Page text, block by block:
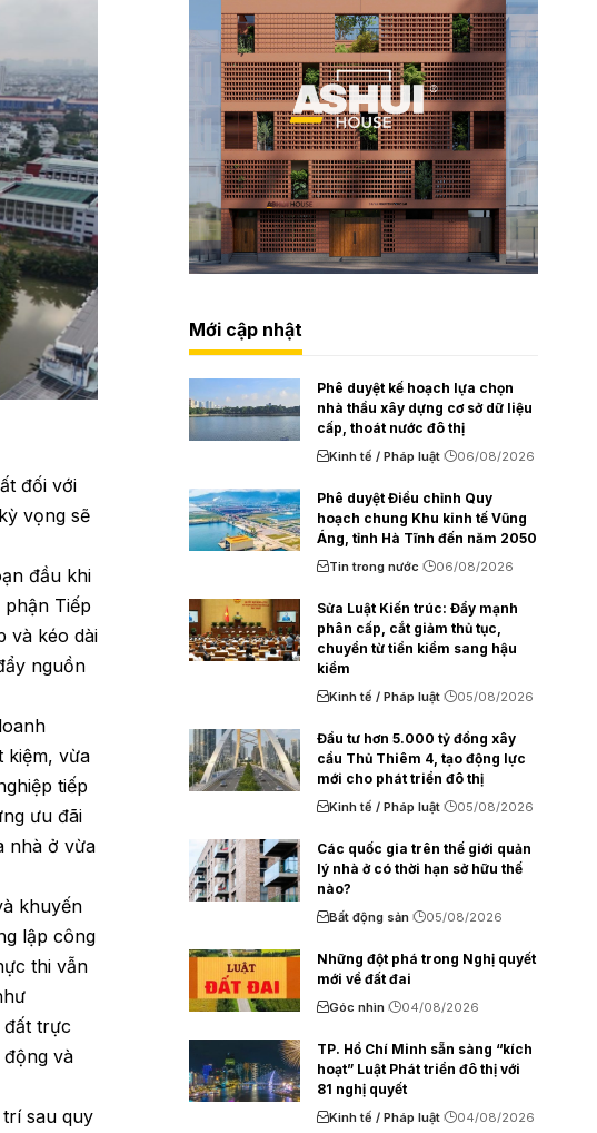
đối với
vọng sẽ
đầu khi
Tiếp
và kéo dài
nguồn
kiệm, vừa
tiếp
ưu đãi
nhà ở vừa
khuyến
lập công
thi vẫn
đất trực
và
sau quy
Mới cập nhật
Phê duyệt kế hoạch lựa chọn
nhà thầu xây dựng cơ sở dữ liệu
cấp, thoát nước đô thị
Kinh tế / Pháp luật 06/08/2026
Phê duyệt Điều chỉnh Quy
hoạch chung Khu kinh tế Vũng
Áng, tỉnh Hà Tĩnh đến năm 2050
Tin trong nước 06/08/2026
Sửa Luật Kiến trúc: Đẩy mạnh
phân cấp, cắt giảm thủ tục,
chuyển từ tiền kiểm sang hậu
kiểm
Kinh tế / Pháp luật 05/08/2026
Đầu tư hơn 5.000 tỷ đồng xây
cầu Thủ Thiêm 4, tạo động lực
mới cho phát triển đô thị
Kinh tế / Pháp luật 05/08/2026
Các quốc gia trên thế giới quản
lý nhà ở có thời hạn sở hữu thế
nào?
Bất động sản 05/08/2026
Những đột phá trong Nghị quyết
mới về đất đai
Góc nhìn 04/08/2026
TP. Hồ Chí Minh sẵn sàng “kích
hoạt” Luật Phát triển đô thị với
81 nghị quyết
Kinh tế / Pháp luật 04/08/2026